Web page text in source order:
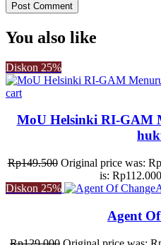
You also like
Diskon 25%
cart
MoU Helsinki RI-GAM
Rp149.500 Original price was:
is:
Diskon 25%
Agent